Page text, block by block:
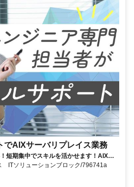
でAIXサーバリプレイス業務
短期集中でスキルを活かせます！AIXの
ITソリューションブロック/796741a